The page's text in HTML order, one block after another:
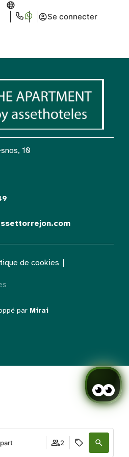
Se connecter
2
10
de cookies
par Mirai